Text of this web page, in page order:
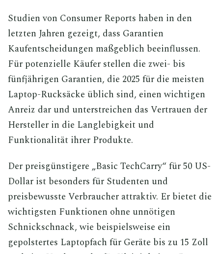
Studien von Consumer Reports haben in den
letzten Jahren gezeigt, dass Garantien
Kaufentscheidungen maßgeblich beeinflussen.
Für potenzielle Käufer stellen die zwei- bis
fünfjährigen Garantien, die 2025 für die meisten
Laptop-Rucksäcke üblich sind, einen wichtigen
Anreiz dar und unterstreichen das Vertrauen der
Hersteller in die Langlebigkeit und
Funktionalität ihrer Produkte.
Der preisgünstigere „Basic TechCarry“ für 50 US-
Dollar ist besonders für Studenten und
preisbewusste Verbraucher attraktiv. Er bietet die
wichtigsten Funktionen ohne unnötigen
Schnickschnack, wie beispielsweise ein
gepolstertes Laptopfach für Geräte bis zu 15 Zoll